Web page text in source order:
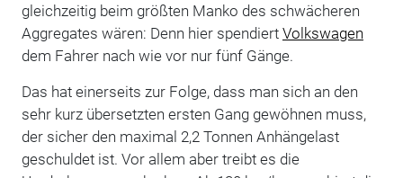
gleichzeitig beim größten Manko des schwächeren
Aggregates wären: Denn hier spendiert Volkswagen
dem Fahrer nach wie vor nur fünf Gänge.
Das hat einerseits zur Folge, dass man sich an den
sehr kurz übersetzten ersten Gang gewöhnen muss,
der sicher den maximal 2,2 Tonnen Anhängelast
geschuldet ist. Vor allem aber treibt es die